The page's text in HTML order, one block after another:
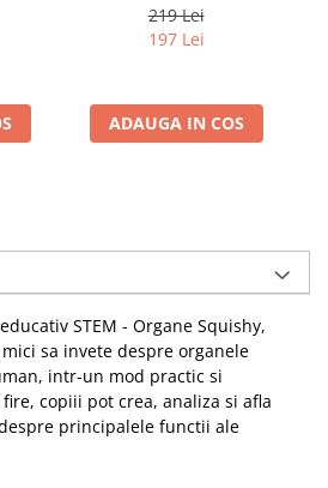
219 Lei
197 Lei
ADAUGA IN COS
STEM - Organe Squishy,
sa invete despre organele
intr-un mod practic si
copiii pot crea, analiza si afla
principalele functii ale